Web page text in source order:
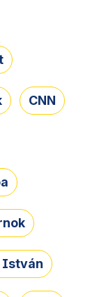
CNN
István